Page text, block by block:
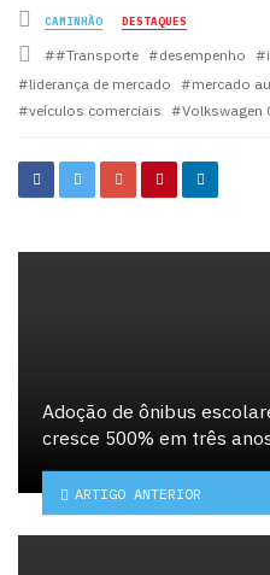
Posted
in
CAMINHÃO DESTAQUES
Tagged
with
#Transporte desempenho
liderança de mercado
mercado
veículos comerciais
Volkswagen
Adoção de ônibus
cresce 500% em três
ARTIGO ANTERIOR